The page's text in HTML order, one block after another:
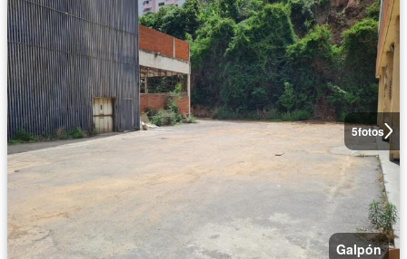
5fotos
Galpón